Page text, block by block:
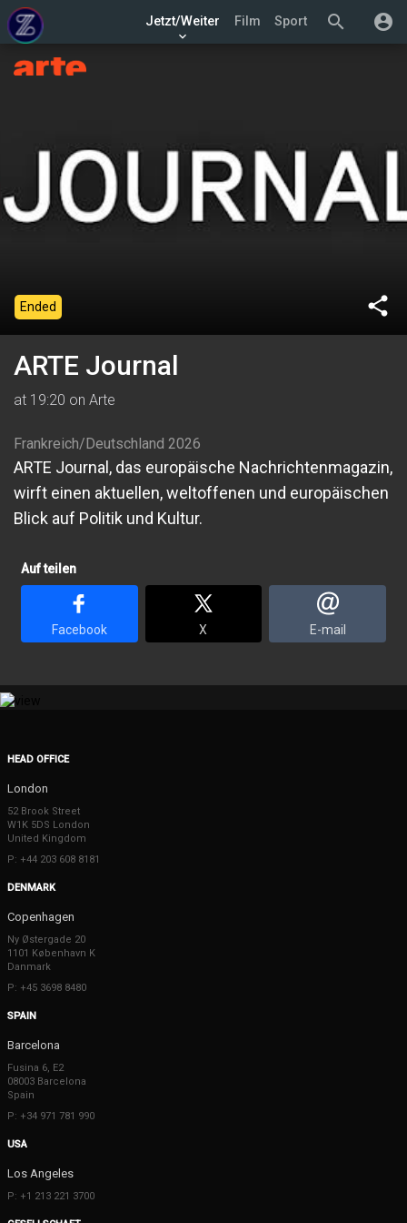
search account_circle
Jetzt/Weiter
keyboard_arrow_down
Film Sport
share
Ended
ARTE Journal
at 19:20 on Arte
Frankreich/Deutschland 2026
ARTE Journal, das europäische Nachrichtenmagazin,
wirft einen aktuellen, weltoffenen und europäischen
Blick auf Politik und Kultur.
Auf teilen
Facebook X E-mail
HEAD OFFICE
London
52 Brook Street
W1K 5DS London
United Kingdom
P: +44 203 608 8181
DENMARK
Copenhagen
Ny Østergade 20
1101 København K
Danmark
P: +45 3698 8480
SPAIN
Barcelona
Fusina 6, E2
08003 Barcelona
Spain
P: +34 971 781 990
USA
Los Angeles
P: +1 213 221 3700